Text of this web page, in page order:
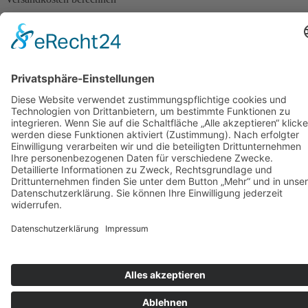
werden